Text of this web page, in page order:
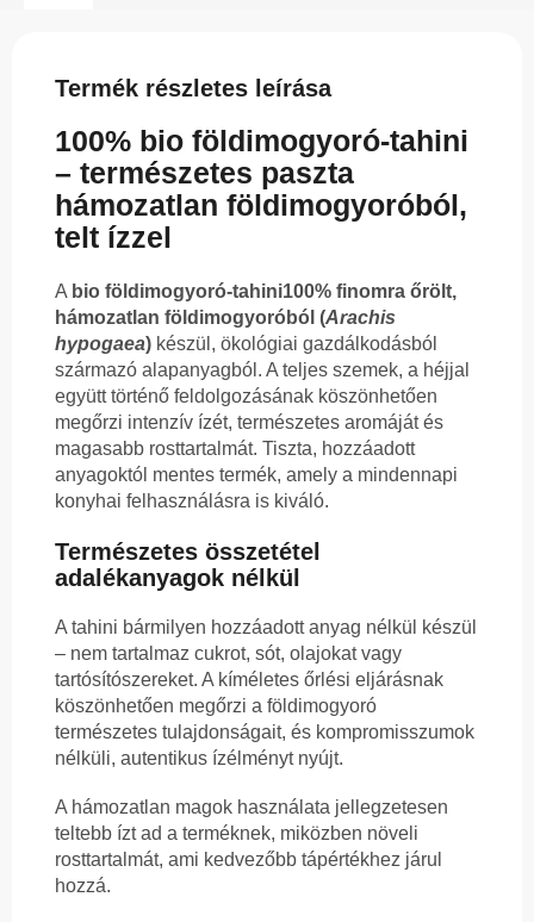
Termék részletes leírása
100% bio földimogyoró-tahini
– természetes paszta
hámozatlan földimogyoróból,
telt ízzel
A bio földimogyoró-tahini100% finomra őrölt,
hámozatlan földimogyoróból (Arachis
hypogaea) készül, ökológiai gazdálkodásból
származó alapanyagból. A teljes szemek, a héjjal
együtt történő feldolgozásának köszönhetően
megőrzi intenzív ízét, természetes aromáját és
magasabb rosttartalmát. Tiszta, hozzáadott
anyagoktól mentes termék, amely a mindennapi
konyhai felhasználásra is kiváló.
Természetes összetétel
adalékanyagok nélkül
A tahini bármilyen hozzáadott anyag nélkül készül
– nem tartalmaz cukrot, sót, olajokat vagy
tartósítószereket. A kíméletes őrlési eljárásnak
köszönhetően megőrzi a földimogyoró
természetes tulajdonságait, és kompromisszumok
nélküli, autentikus ízélményt nyújt.
A hámozatlan magok használata jellegzetesen
teltebb ízt ad a terméknek, miközben növeli
rosttartalmát, ami kedvezőbb tápértékhez járul
hozzá.